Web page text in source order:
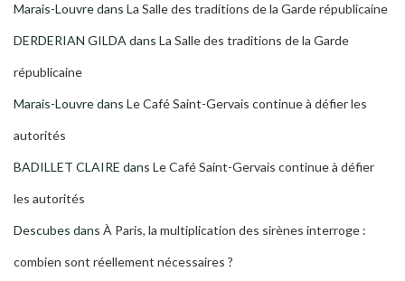
Marais-Louvredans La Salle des traditions de la Garde républicaine
DERDERIAN GILDA dans La Salle des traditions de la Garde
républicaine
Marais-Louvredans Le Café Saint-Gervais continue à défier les
autorités
BADILLET CLAIRE dans Le Café Saint-Gervais continue à défier
les autorités
Descubes dans À Paris, la multiplication des sirènes interroge :
combien sont réellement nécessaires ?